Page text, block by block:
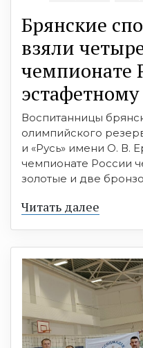
Брянские
взяли
чемпионате
эстафетному
Воспитанницы
олимпийского
и «Русь» имени О. В.
чемпионате России
золотые и две
Читать далее